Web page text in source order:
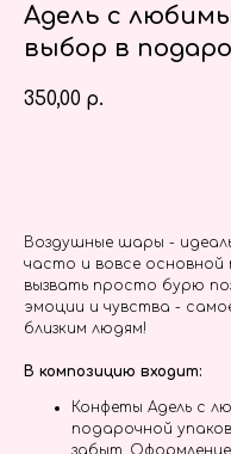
Адель с
выбор в
350,00 р.
Воздушные шары -
часто и вовсе
вызвать просто бурю
эмоции и чувства -
близким людям!
В композицию входит:
Конфеты Адель с
подарочной
забыт.